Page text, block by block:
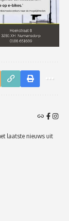
laatste nieuws uit